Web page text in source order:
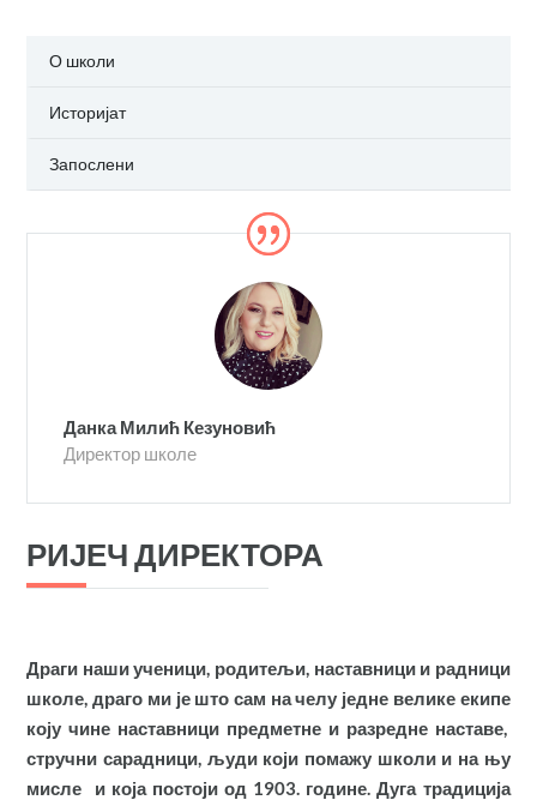
О школи
Историјат
Запослени
Данка Милић Кезуновић
Директор школе
РИЈЕЧ ДИРЕКТОРА
Драги наши ученици, родитељи, наставници и радници
школе, драго ми је што сам на челу једне велике екипе
коју чине наставници предметне и разредне наставе,
стручни сарадници, људи који помажу школи и на њу
мисле и која постоји од 1903. године. Дуга традиција